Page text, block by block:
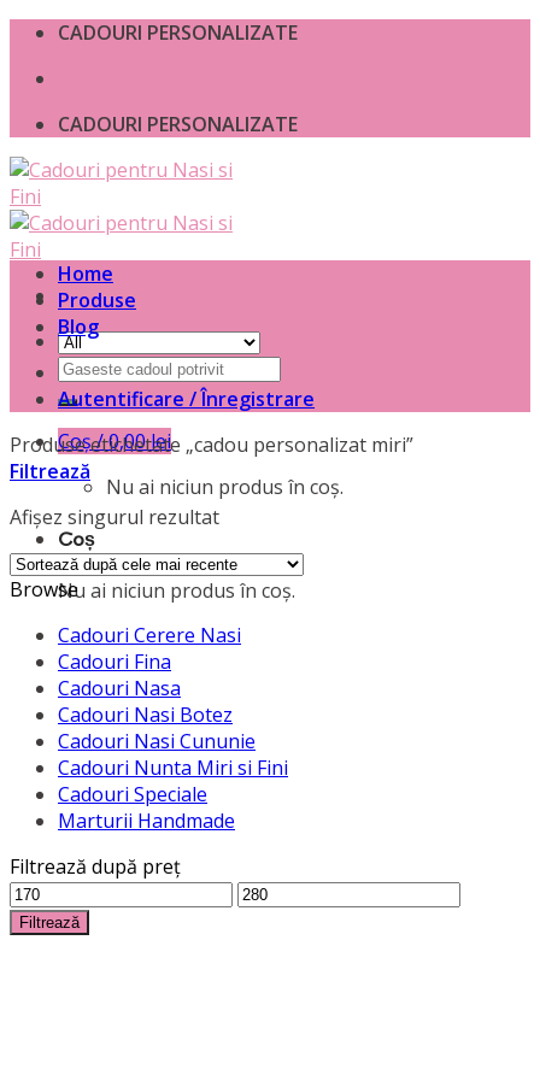
Skip
content
CADOURI PERSONALIZATE
CADOURI PERSONALIZATE
Caută
după:
Coș /0,00lei
Nu ai niciun produs în coș.
Coș
Nu ai niciun produs în coș.
Home
Produse
Blog
Autentificare / Înregistrare
Produse etichetate „cadou personalizat miri”
Filtrează
Afișez singurul rezultat
Browse
Cadouri Cerere Nasi
Cadouri Fina
Cadouri Nasa
Cadouri Nasi Botez
Cadouri Nasi Cununie
Cadouri Nunta Miri si Fini
Cadouri Speciale
Marturii Handmade
Filtrează după preț
Preț
minim
Preț
Filtrează